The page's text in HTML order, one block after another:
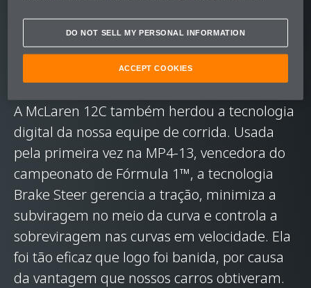
fibra de carbono da McLaren F1. Já hoje,
duas décadas depois, produzimos o
MonoCell da 12C em apenas quatro horas.
A McLaren 12C também herdou a tecnologia
digital da nossa equipe de corrida. Usada
pela primeira vez na MP4-13, vencedora do
campeonato de Fórmula 1™, a tecnologia
Brake Steer gerencia a tração, minimiza a
subviragem no meio da curva e controla a
sobreviragem nas curvas em velocidade. Ela
foi tão eficaz que logo foi banida, por causa
da vantagem que nossos carros obtiveram.
DO NOT SELL MY PERSONAL INFORMATION
ACCEPT COOKIES